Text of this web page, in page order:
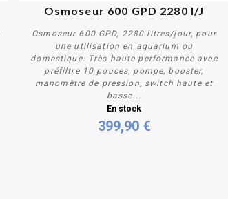
Acheter
Osmoseur 600 GPD 2280 l/J
Osmoseur 600 GPD, 2280 litres/jour, pour
une utilisation en aquarium ou
domestique. Très haute performance avec
préfiltre 10 pouces, pompe, booster,
manomètre de pression, switch haute et
basse...
En stock
399,90 €